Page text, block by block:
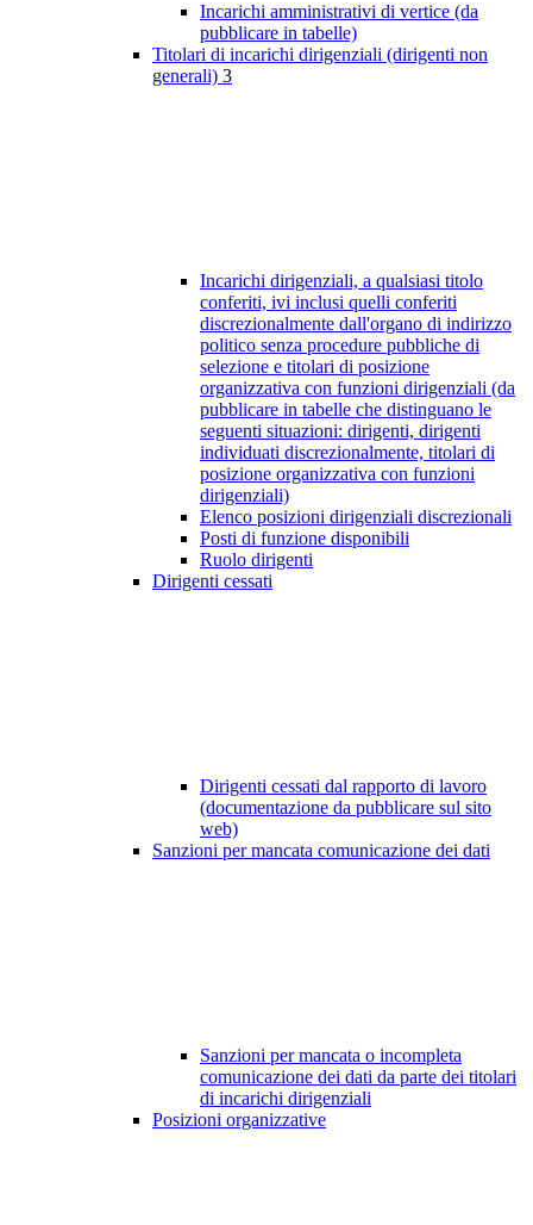
Incarichi amministrativi di vertice (da
pubblicare in tabelle)
Titolari di incarichi dirigenziali (dirigenti non
generali) 3
Incarichi dirigenziali, a qualsiasi titolo
conferiti, ivi inclusi quelli conferiti
discrezionalmente dall'organo di indirizzo
politico senza procedure pubbliche di
selezione e titolari di posizione
organizzativa con funzioni dirigenziali (da
pubblicare in tabelle che distinguano le
seguenti situazioni: dirigenti, dirigenti
individuati discrezionalmente, titolari di
posizione organizzativa con funzioni
dirigenziali)
Elenco posizioni dirigenziali discrezionali
Posti di funzione disponibili
Ruolo dirigenti
Dirigenti cessati
Dirigenti cessati dal rapporto di lavoro
(documentazione da pubblicare sul sito
web)
Sanzioni per mancata comunicazione dei dati
Sanzioni per mancata o incompleta
comunicazione dei dati da parte dei titolari
di incarichi dirigenziali
Posizioni organizzative